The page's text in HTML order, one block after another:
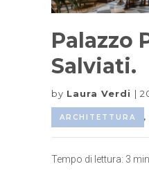
Palazzo
Salviati.
by Laura Verdi
ARCHITETTURA ,
Tempo di lettura: 3